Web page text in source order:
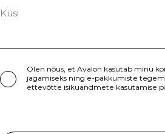
Küsi
Olen nõus, et Avalon kasutab minu
jagamiseks ning e-pakkumiste
ettevõtte isikuandmete kasutamise